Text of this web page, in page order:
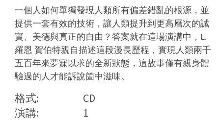
一個人如何單獨發現人類所有偏差錯亂的根源，並
提供一套有效的技術，讓人類提升到更高層次的誠
實、美德與真正的自由？答案就在這場演講中，L.
羅恩 賀伯特親自描述這段漫長歷程，實現人類兩千
五百年來夢寐以求的全新狀態，這故事僅有親身體
驗過的人才能訴說箇中滋味。
格式:
CD
演講:
1